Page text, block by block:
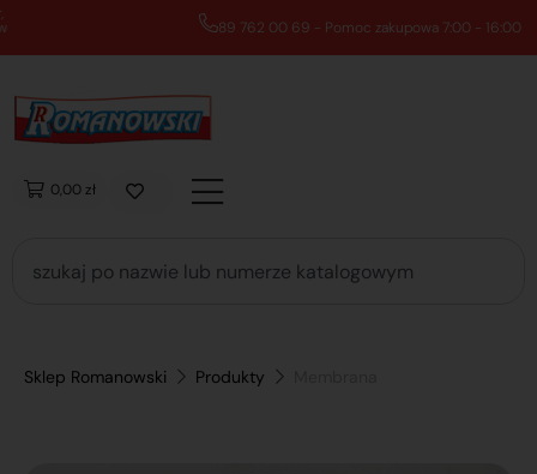
89 762 00 69 - Pomoc zakupowa 7:00 - 16:00
0,00 zł
Sklep Romanowski Produkty